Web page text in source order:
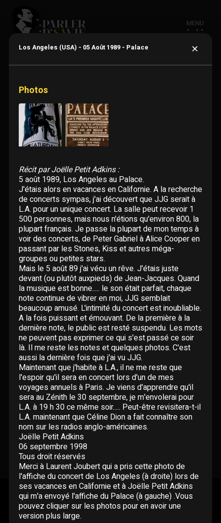
MENU
ACTUALITÉ
BIOGRAPHIE
Adaptations étrangères
En un clin d'oeil
Paroles données
Pseudonymes
Reprises
DISCOGRAPHIE
Albums
Certifications
VIDÉOGRAPHIE
CONCERTS
ÉCRITS
Interviews
Livres
Hommages
BLOG
RG ROBERT GOLDMAN
PG PIERRE GOLDMAN
J&M JJG & MOI
QUI EST ?
Los Angeles (USA) - 05 Août 1989 - Palace ×
Photos
Récit par Joëlle Petit Adkins :
5 août 1989, Los Angeles au Palace.
J'étais alors en vacances en Californie. A la recherche
de concerts sympas, j'ai découvert que JJG serait à
L.A. pour un unique concert. La salle peut recevoir 1
500 personnes, mais nous n'étions qu'environ 800, la
plupart français. Je passe la plupart de mon temps à
voir des concerts, de Peter Gabriel à Alice Cooper en
passant par les Stones, Kiss et autres méga-
groupes ou petites stars.
Mais le 5 août 89 j'ai vécu un rêve. J'étais juste
devant (ou plutôt auxpieds) de Jean-Jacques. Quand
la musique est bonne..... le son était parfait, chaque
note continue de vibrer en moi, JJG semblait
beaucoup amusé. L'intimité du concert est inoubliable.
A la fois puissant et émouvant. De la première à la
dernière note, le public est resté suspendu. Les mots
ne peuvent pas exprimer ce qui s'est passé ce soir
là. Il me reste les notes et quelques photos. C'est
aussi la dernière fois que j'ai vu JJG.
Maintenant que j'habite à L.A., il ne me reste que
l'espoir qu'il sera en concert lors d'un de mes
voyages annuels à Paris. Je viens d'apprendre qu'il
sera au Zénith le 30 septembre, je m'envolerai pour
L.A. à 19 h 30 ce même soir..... Peut-être revisitera-t-il
L.A. maintenant que Céline Dion a fait connaître son
nom sur les radios anglo-américaines.
Joëlle Petit Adkins
06 septembre 1998
Tous droit réservés
Merci à Laurent Joubert qui a pris cette photo de
l'affiche du concert de Los Angeles (à droite) lors de
ses vacances en Californie et à Joëlle Petit Adkins
qui m'a envoyé l'affiche du Palace (à gauche) .Vous
pouvez cliquer sur les photos pour en avoir une
version plus large.